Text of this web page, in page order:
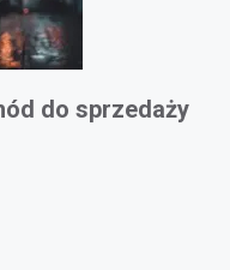
do sprzedaży